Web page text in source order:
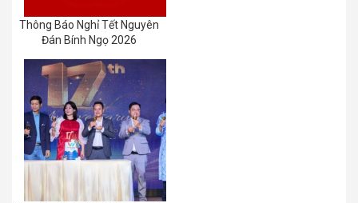
Thông Báo Nghỉ Tết Nguyên
Đán Bính Ngọ 2026